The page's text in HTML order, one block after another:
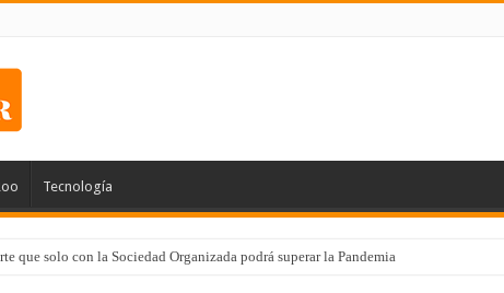
Tecnología
que solo con la Sociedad Organizada podrá superar la Pandemia